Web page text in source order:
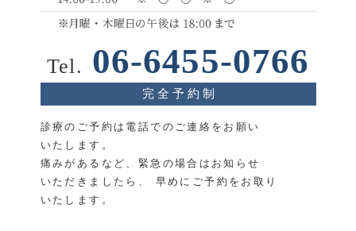
Tel. 06-6455-0766
完 全 予 約 制
診療のご予約は電話でのご連絡をお願い
いたします。
痛みがあるなど、緊急の場合はお知らせ
いただきましたら、 早めにご予約をお取り
いたします。